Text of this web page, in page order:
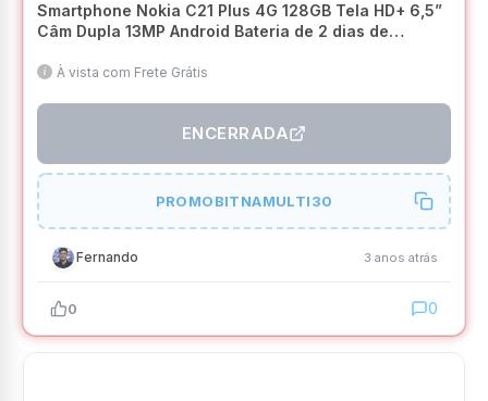
Smartphone Nokia C21 Plus 4G 128GB Tela HD+ 6,5”
Câm Dupla 13MP Android Bateria de 2 dias de
NK097
À vista com Frete Grátis
ENCERRADA
PROMOBITNAMULTI30
Fernando 3 anos atrás
0 0